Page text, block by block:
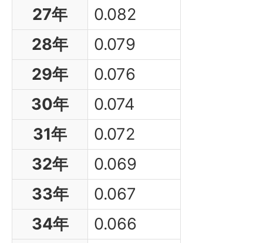
27年
0.082
28年
0.079
29年
0.076
30年
0.074
31年
0.072
32年
0.069
33年
0.067
34年
0.066